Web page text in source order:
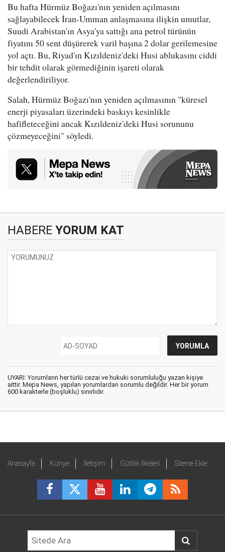
Bu hafta Hürmüz Boğazı'nın yeniden açılmasını
sağlayabilecek İran-Umman anlaşmasına ilişkin umutlar,
Suudi Arabistan'ın Asya'ya sattığı ana petrol türünün
fiyatını 50 sent düşürerek varil başına 2 dolar gerilemesine
yol açtı. Bu, Riyad'ın Kızıldeniz'deki Husi ablukasını ciddi
bir tehdit olarak görmediğinin işareti olarak
değerlendiriliyor.
Salah, Hürmüz Boğazı'nın yeniden açılmasının "küresel
enerji piyasaları üzerindeki baskıyı kesinlikle
hafifleteceğini ancak Kızıldeniz'deki Husi sorununu
çözmeyeceğini" söyledi.
HABERE YORUM KAT
UYARI: Yorumların her türlü cezai ve hukuki sorumluluğu yazan kişiye
aittir. Mepa News, yapılan yorumlardan sorumlu değildir. Her bir yorum
600 karakterle (boşluklu) sınırlıdır.
Anasayfa Künye İletişim Gizlilik İlkeleri Sitene Ekle